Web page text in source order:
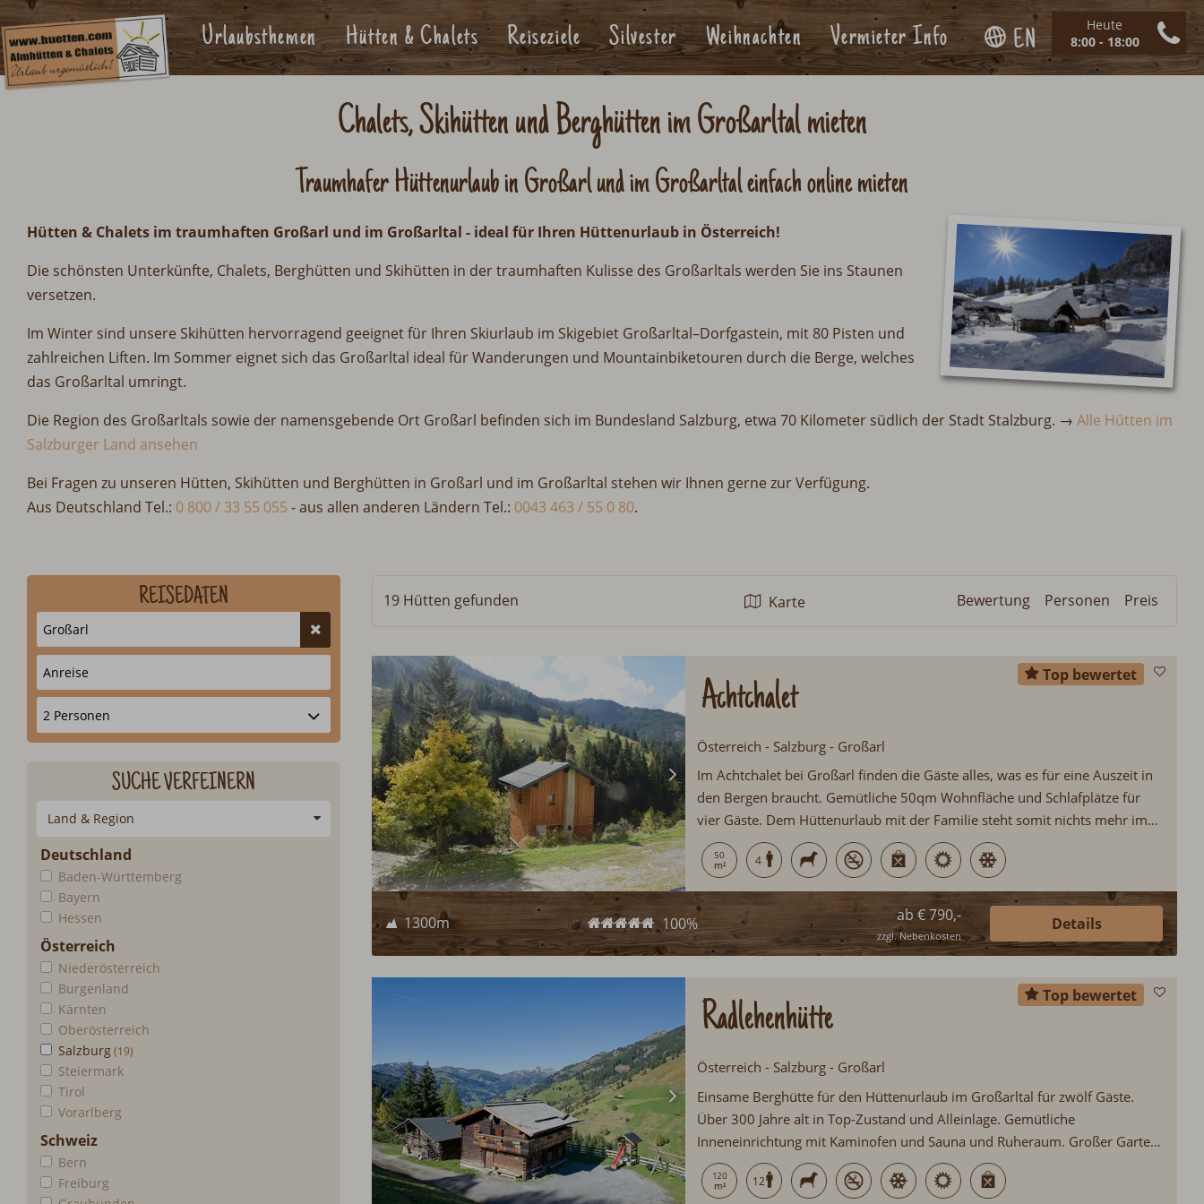
Heute
8:00 - 18:00
Urlaubsthemen Hütten & Chalets Reiseziele Silvester Weihnachten Vermieter Info EN
Chalets, Skihütten und Berghütten im Großarltal mieten
Traumhafer Hüttenurlaub in Großarl und im Großarltal einfach online mieten
Hütten & Chalets im traumhaften Großarl und im Großarltal - ideal für Ihren Hüttenurlaub in Österreich!
Die schönsten Unterkünfte, Chalets, Berghütten und Skihütten in der traumhaften Kulisse des Großarltals werden Sie ins Staunen
versetzen.
Im Winter sind unsere Skihütten hervorragend geeignet für Ihren Skiurlaub im Skigebiet Großarltal–Dorfgastein, mit 80 Pisten und
zahlreichen Liften. Im Sommer eignet sich das Großarltal ideal für Wanderungen und Mountainbiketouren durch die Berge, welches
das Großarltal umringt.
Die Region des Großarltals sowie der namensgebende Ort Großarl befinden sich im Bundesland Salzburg, etwa 70 Kilometer südlich der Stadt Stalzburg. → Alle Hütten im
Salzburger Land ansehen
Bei Fragen zu unseren Hütten, Skihütten und Berghütten in Großarl und im Großarltal stehen wir Ihnen gerne zur Verfügung.
Aus Deutschland Tel.: 0 800 / 33 55 055 -aus allen anderen Ländern Tel.: 0043 463 / 55 0 80.
REISEDATEN
SUCHE VERFEINERN
Land & Region
Deutschland
Baden-Württemberg
Bayern
Hessen
Österreich
Niederösterreich
Burgenland
Kärnten
Oberösterreich
Salzburg
Steiermark
Tirol
Vorarlberg
Schweiz
Bern
Freiburg
19 Hütten gefunden Karte Bewertung Personen Preis
Achtchalet
Top bewertet
Österreich - Salzburg - Großarl
Im Achtchalet bei Großarl finden die Gäste alles, was es für eine Auszeit in
den Bergen braucht. Gemütliche 50qm Wohnfläche und Schlafplätze für
vier Gäste. Dem Hüttenurlaub mit der Familie steht somit nichts mehr im
Wege. Im Außenbereich gibt es einen Spielplatz für Kinder; für die Eltern
eine Sauna. Ein Haustier darf gerne mitkommen...
50 4
1300m 100% ab € 790,-
zzgl. Nebenkosten
Details
Radlehenhütte
Top bewertet
Österreich - Salzburg - Großarl
Einsame Berghütte für den Hüttenurlaub im Großarltal für zwölf Gäste.
Über 300 Jahre alt in Top-Zustand und Alleinlage. Gemütliche
Inneneinrichtung mit Kaminofen und Sauna und Ruheraum. Großer Garten
mit Grillstelle und Kinderspielplatz. Das Großarltal erfüllt Sommer wie
Winter alle Urlaubswünsche...
120 12